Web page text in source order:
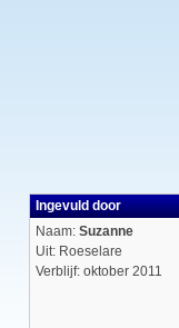
Ingevuld door
Naam: Suzanne
Uit: Roeselare
Verblijf: oktober 2011